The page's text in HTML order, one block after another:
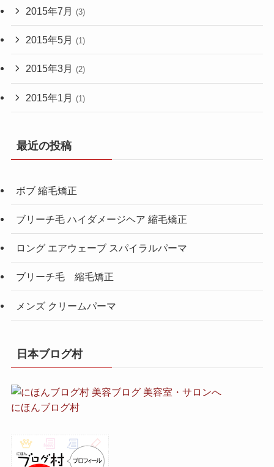
2015年7月 (3)
2015年5月 (1)
2015年3月 (2)
2015年1月 (1)
最近の投稿
ボブ 縮毛矯正
ブリーチ毛 ハイダメージヘア 縮毛矯正
ロング エアウェーブ スパイラルパーマ
ブリーチ毛 縮毛矯正
メンズ クリームパーマ
日本ブログ村
にほんブログ村